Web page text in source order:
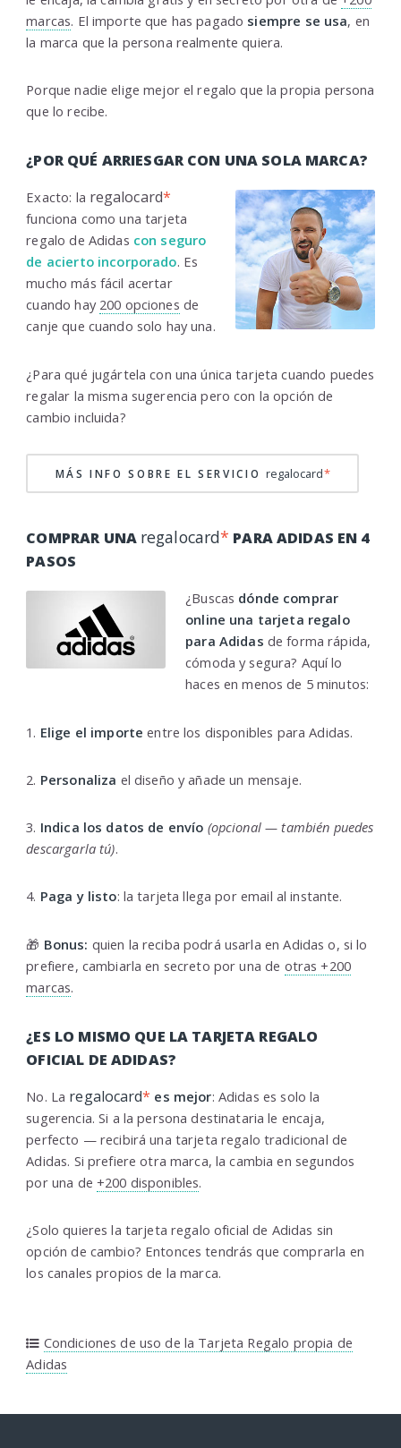
marcas. El importe que has pagado siempre se usa, en
la marca que la persona realmente quiera.
Porque nadie elige mejor el regalo que la propia persona
que lo recibe.
¿POR QUÉ ARRIESGAR CON UNA SOLA MARCA?
Exacto: la regalocard*
funciona como una tarjeta
regalo de Adidas con seguro
de acierto incorporado. Es
mucho más fácil acertar
cuando hay 200 opciones de
canje que cuando solo hay una.
¿Para qué jugártela con una única tarjeta cuando puedes
regalar la misma sugerencia pero con la opción de
cambio incluida?
MÁS INFO SOBRE EL SERVICIO regalocard*
COMPRAR UNA regalocard* PARA ADIDAS EN 4
PASOS
¿Buscas dónde comprar
online una tarjeta regalo
para Adidas de forma rápida,
cómoda y segura? Aquí lo
haces en menos de 5 minutos:
1. Elige el importe entre los disponibles para Adidas.
2. Personaliza el diseño y añade un mensaje.
3. Indica los datos de envío (opcional — también puedes
descargarla tú).
4. Paga y listo: la tarjeta llega por email al instante.
🎁 Bonus: quien la reciba podrá usarla en Adidas o, si lo
prefiere, cambiarla en secreto por una de otras +200
marcas.
¿ES LO MISMO QUE LA TARJETA REGALO
OFICIAL DE ADIDAS?
No. La regalocard* es mejor: Adidas es solo la
sugerencia. Si a la persona destinataria le encaja,
perfecto — recibirá una tarjeta regalo tradicional de
Adidas. Si prefiere otra marca, la cambia en segundos
por una de +200 disponibles.
¿Solo quieres la tarjeta regalo oficial de Adidas sin
opción de cambio? Entonces tendrás que comprarla en
los canales propios de la marca.
Condiciones de uso de la Tarjeta Regalo propia de
Adidas